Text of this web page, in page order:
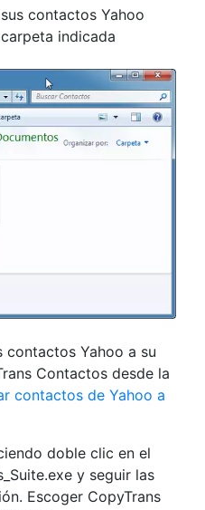
contactos Yahoo
indicada
contactos Yahoo a su
Contactos desde la
contactos de Yahoo a
doble clic en el
y seguir las
Escoger CopyTrans